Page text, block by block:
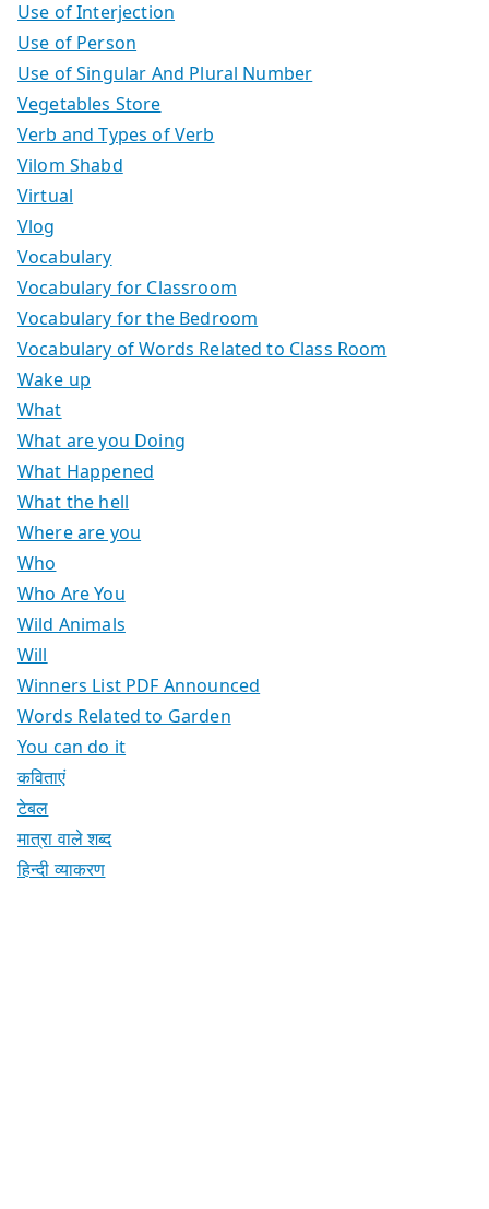
Use of Interjection
Use of Person
Use of Singular And Plural Number
Vegetables Store
Verb and Types of Verb
Vilom Shabd
Virtual
Vlog
Vocabulary
Vocabulary for Classroom
Vocabulary for the Bedroom
Vocabulary of Words Related to Class Room
Wake up
What
What are you Doing
What Happened
What the hell
Where are you
Who
Who Are You
Wild Animals
Will
Winners List PDF Announced
Words Related to Garden
You can do it
कविताएं
टेबल
मात्रा वाले शब्द
हिन्दी व्याकरण